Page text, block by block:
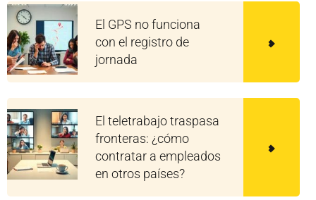
El GPS no funciona
con el registro de
jornada
El teletrabajo traspasa
fronteras: ¿cómo
contratar a empleados
en otros países?